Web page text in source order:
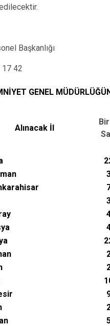
Başkanlığı
17 42
GENEL
Alınacak İl